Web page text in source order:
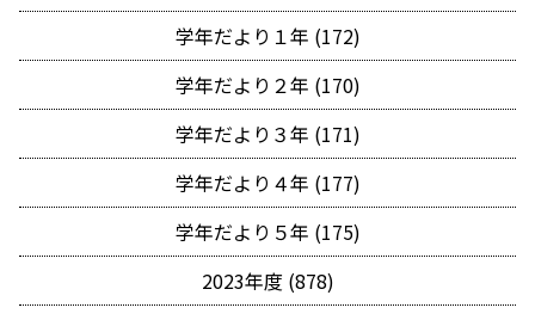
学年だより１年 (172)
学年だより２年 (170)
学年だより３年 (171)
学年だより４年 (177)
学年だより５年 (175)
2023年度 (878)